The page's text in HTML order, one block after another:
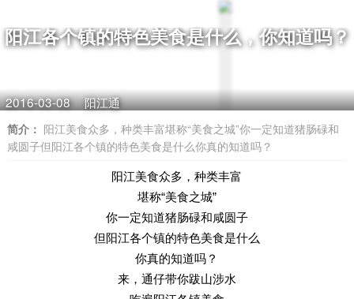
阳江各个镇的特色美食是什么，你知道吗？
2016-03-08 阳江通
简介： 阳江美食众多，种类丰富堪称“美食之城”你一定知道猪肠碌和
咸圆子但阳江各个镇的特色美食是什么你真的知道吗？
阳江美食众多，种类丰富
堪称“美食之城”
你一定知道猪肠碌和咸圆子
但阳江各个镇的特色美食是什么
你真的知道吗？
来，通仔带你跋山涉水